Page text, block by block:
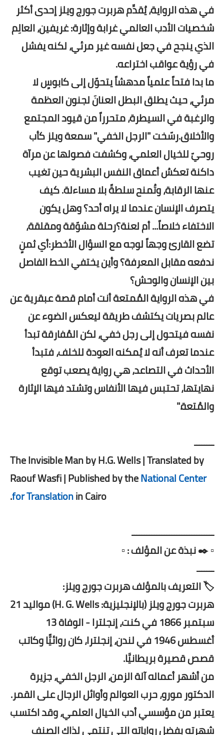
في هذه الرواية، يُقدِّم هربرت جورج ويلز إحدى أكثر
شخصيات الأدب العالمي غرابة وإثارة: غريفين، العالِم
الذي ينجح في جعل نفسه غير مرئي، لكنه يفشل
في رؤية عواقب اختراعه.
ما بدا فتحاً علمياً مدهشاً يتحوّل إلى كابوسٍ لا
مرئي، حيث يطلق البطل العنانَ لجنون العظمة
والرغبة في السيطرة، متحرراً من قيود المجتمع
والأخلاق.رسّخت "الرجل الخفي" سمعة ويلز كأب
روحيّ للخيال العلمي، وكشفت فصولها عن مرآة
داكنة تعكسُ أعماق النفس البشرية حين تغيب
عنها الرقابة، وتُمنح سلطةً بلا مساءلة. كيف
يتصرف الإنسان عندما لا يراه أحد؟ وهل يكون
الاختفاء خلاصاً... أم لعنة؟رحلة مشوّقة ومقلقة،
تضع القارئ وجهاً لوجه مع السؤال الأخطر:أي ثمنٍ
ندفعه مقابل المعرفة؟ وأين يختفي الخط الفاصل
بين الإنسان والوحش؟
في هذه الرواية المُمتعة أنت أمام قصة عبقرية عن
عالم بصريات يكتشف طريقة ليعكس الضوء عن
نفسه فيتحول إلى رجل خفي، لكن المُفارقة تبدأ
عندما تعرف أنه لا يُمكنه العودة للخلف، فتبدأ
الأحداث في التصاعد، هي رواية يصعب توقع
نهايتها، تحتبس فيها الأنفاس وتشتد فيها الإثارة
والمُتعة."
ــــــــ
The Invisible Man by H.G. Wells | Translated by
Raouf Wasfi |Published by theNational Center
for Translationin Cairo
.
ـــــــــــــــــــــــــــــــــ
▫️ ✒️ نبذة عن المؤلف : ▫️
ـــــــ
🏷️ التعريف بالمؤلف هربرت جورج ويلز:
هربرت جورج ويلز (بالإنجليزية: H. G. Wells)‏ مواليد 21
سبتمبر 1866 في كنت، إنجلترا - الوفاة 13
أغسطس 1946 في لندن، إنجلترا، كان روائيًّا وكاتب
قصص قصيرة بريطانيَّا.
من أشهر أعماله آلة الزمن، الرجل الخفي، جزيرة
الدكتور مورو، حرب العوالم وأوائل الرجال على القمر.
يعتبر من مؤسسي أدب الخيال العلمي، وقد اكتسب
شهرته بفضل رواياته التي تنتمي لذاك الصنف